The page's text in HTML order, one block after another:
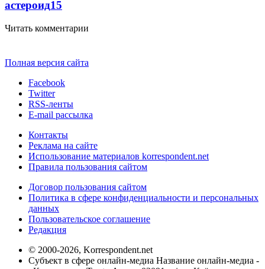
астероид15
Читать комментарии
Полная версия сайта
Facebook
Twitter
RSS-ленты
E-mail рассылка
Контакты
Реклама на сайте
Использование материалов korrespondent.net
Правила пользования сайтом
Договор пользования сайтом
Политика в сфере конфиденциальности и персональных
данных
Пользовательское соглашение
Редакция
© 2000-2026, Korrespondent.net
Субъект в сфере онлайн-медиа Название онлайн-медиа -